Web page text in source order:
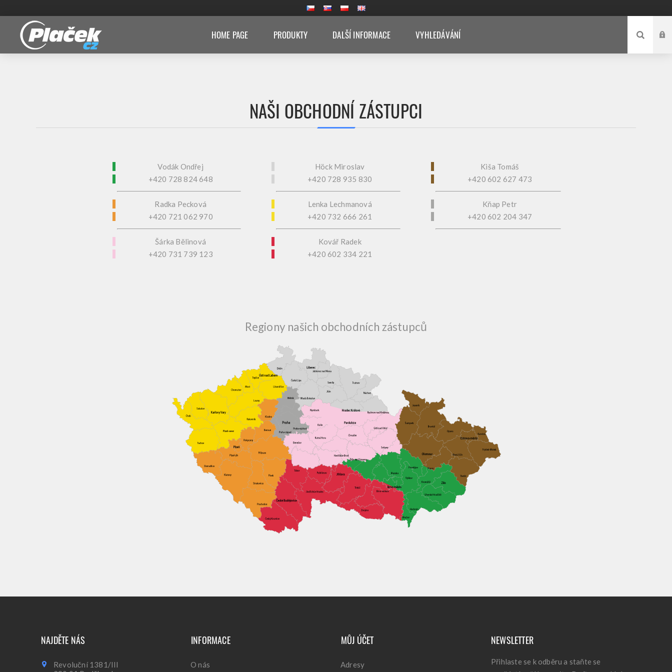
HOME PAGE PRODUKTY DALŠÍ INFORMACE VYHLEDÁVÁNÍ
NAŠI OBCHODNÍ ZÁSTUPCI
Vodák Ondřej Höck Miroslav
Kiša Tomáš
+420 728 824 648
+420 728 935 830 +420 602 627 473
Radka Pecková Lenka Lechmanová
Kňap Petr
+420 721 062 970
+420 732 666 261 +420 602 204 347
Šárka Bělinová
Kovář Radek
+420 731 739 123
+420 602 334 221
Regiony našich obchodních zástupců
NAJDĚTE NÁS
Revoluční 1381/III
INFORMACE
O nás
MŮJ ÚČET
Adresy
NEWSLETTER
Přihlaste se k odběru a staňte se